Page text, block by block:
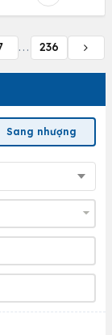
Sang nhượng
... 236